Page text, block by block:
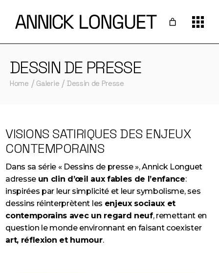
DESSIN DE PRESSE
Home Galerie Dessin de Presse
VISIONS SATIRIQUES DES ENJEUX
CONTEMPORAINS
Dans sa série « Dessins de presse », Annick Longuet
adresse un clin d’œil aux fables de l’enfance:
inspirées par leur simplicité et leur symbolisme, ses
dessins réinterprètent les enjeux sociaux et
contemporains avec un regard neuf, remettant en
question le monde environnant en faisant coexister
art, réflexion et humour.